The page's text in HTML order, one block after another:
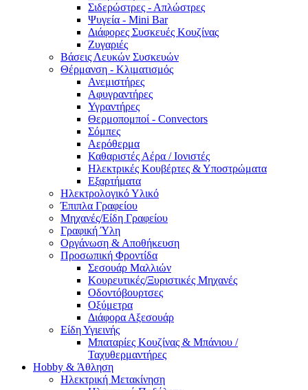
Σιδερώστρες - Απλώστρες
Ψυγεία - Mini Bar
Διάφορες Συσκευές Κουζίνας
Ζυγαριές
Βάσεις Λευκών Συσκευών
Θέρμανση - Κλιματισμός
Ανεμιστήρες
Αφυγραντήρες
Υγραντήρες
Θερμοπομποί - Convectors
Σόμπες
Αερόθερμα
Καθαριστές Αέρα / Ιονιστές
Ηλεκτρικές Κουβέρτες & Υποστρώματα
Εξαρτήματα
Ηλεκτρολογικό Υλικό
Έπιπλα Γραφείου
Μηχανές/Είδη Γραφείου
Γραφική Ύλη
Οργάνωση & Αποθήκευση
Προσωπική Φροντίδα
Σεσουάρ Μαλλιών
Κουρευτικές/Ξυριστικές Μηχανές
Οδοντόβουρτσες
Οξύμετρα
Διάφορα Αξεσουάρ
Είδη Υγιεινής
Μπαταρίες Κουζίνας & Μπάνιου /
Ταχυθερμαντήρες
Ηobby & Άθληση
Ηλεκτρική Μετακίνηση